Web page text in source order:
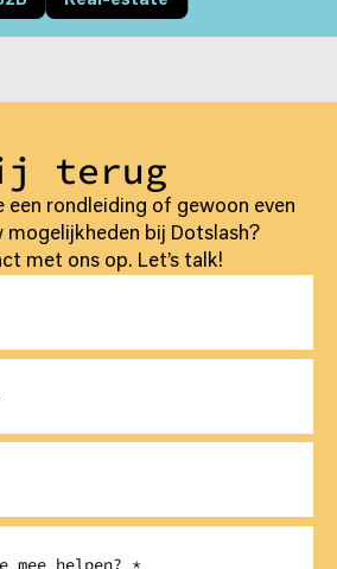
terug
een rondleiding of gewoon even
mogelijkheden bij Dotslash?
met ons op. Let’s talk!